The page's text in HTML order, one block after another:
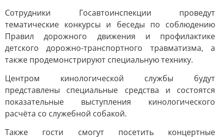
Сотрудники Госавтоинспекции проведут
тематические конкурсы и беседы по соблюдению
Правил дорожного движения и профилактике
детского дорожно-транспортного травматизма, а
также продемонстрируют специальную технику.
Центром кинологической службы будут
представлены специальные средства и состоятся
показательные выступления кинологического
расчёта со служебной собакой.
Также гости смогут посетить концертные